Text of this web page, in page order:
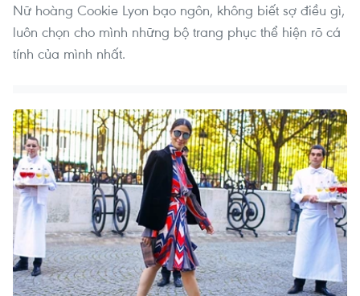
Nữ hoàng Cookie Lyon bạo ngôn, không biết sợ điều gì,
luôn chọn cho mình những bộ trang phục thể hiện rõ cá
tính của mình nhất.